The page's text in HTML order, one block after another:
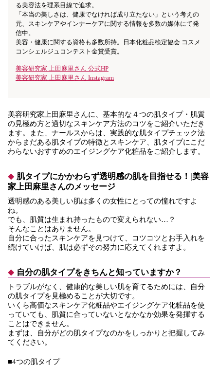
る美容法を理系目線で追求。
「本当の美しさは、健康でなければ成り立たない」という考えの
元、スキンケアやインナーケアに関する情報を多数の媒体にて発
信中。
美容・健康に関する資格も多数所持。日本化粧品検定協会 コスメ
コンシェルジュコンテスト金賞受賞。
美容研究家 上田麻里さん 公式HP
美容研究家 上田麻里さん Instagram
美容研究家上田麻里さんに、基本的な４つの肌タイプ・肌質
の見極め方と適切なスキンケア方法のコツをご紹介いただき
ます。また、ナールスからは、実践的な肌タイプチェック法
からまだある肌タイプの特徴とスキンケア、肌タイプにこだ
わらないおすすめのエイジングケア化粧品をご紹介します。
肌タイプにかかわらず透明感の肌を目指せる！|美容
家上田麻里さんのメッセージ
透明感のある美しい肌は多くの女性にとっての憧れですよ
ね。
でも、肌質は生まれ持ったもので変えられない…？
そんなことはありません。
自分に合ったスキンケアを見つけて、コツコツとお手入れを
続けていけば、肌は必ずその努力に応えてくれますよ。
自分の肌タイプをきちんと知っていますか？
トラブルがなく、健康的な美しい肌を育てるためには、自分
の肌タイプを見極めることが大切です。
いくら高価なスキンケア化粧品やエイジングケア化粧品を使
っていても、肌質に合っていないとなかなか効果を発揮する
ことはできません。
まずは、自分がどの肌タイプなのかをしっかりと把握してみ
てください。
■4つの肌タイプ